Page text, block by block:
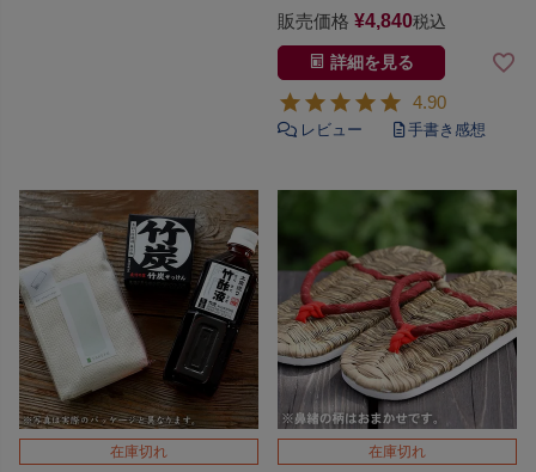
販売価格 ¥4,840税込
詳細を見る
4.90
在庫切れ 在庫切れ